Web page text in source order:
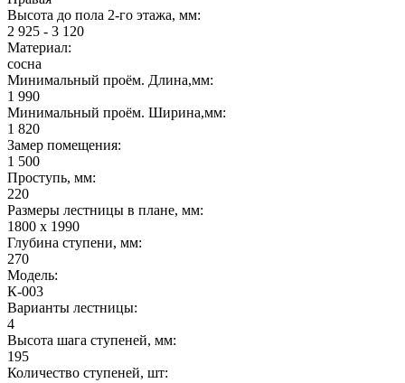
Высота до пола 2-го этажа, мм:
2 925 - 3 120
Материал:
сосна
Минимальный проём. Длина,мм:
1 990
Минимальный проём. Ширина,мм:
1 820
Замер помещения:
1 500
Проступь, мм:
220
Размеры лестницы в плане, мм:
1800 х 1990
Глубина ступени, мм:
270
Модель:
К-003
Варианты лестницы:
4
Высота шага ступеней, мм:
195
Количество ступеней, шт: